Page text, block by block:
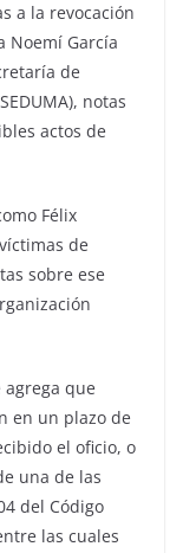
a la revocación
Noemí García
de
notas
actos de
Félix
de
sobre ese
agrega que
en un plazo de
el oficio, o
una de las
del Código
las cuales